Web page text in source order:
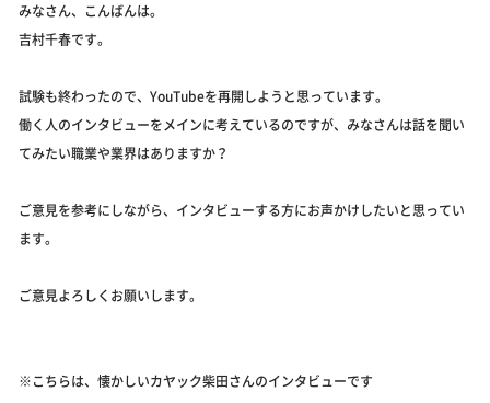
みなさん、こんばんは。
吉村千春です。
試験も終わったので、YouTubeを再開しようと思っています。
働く人のインタビューをメインに考えているのですが、みなさんは話を聞い
てみたい職業や業界はありますか？
ご意見を参考にしながら、インタビューする方にお声かけしたいと思ってい
ます。
ご意見よろしくお願いします。
※こちらは、懐かしいカヤック柴田さんのインタビューです